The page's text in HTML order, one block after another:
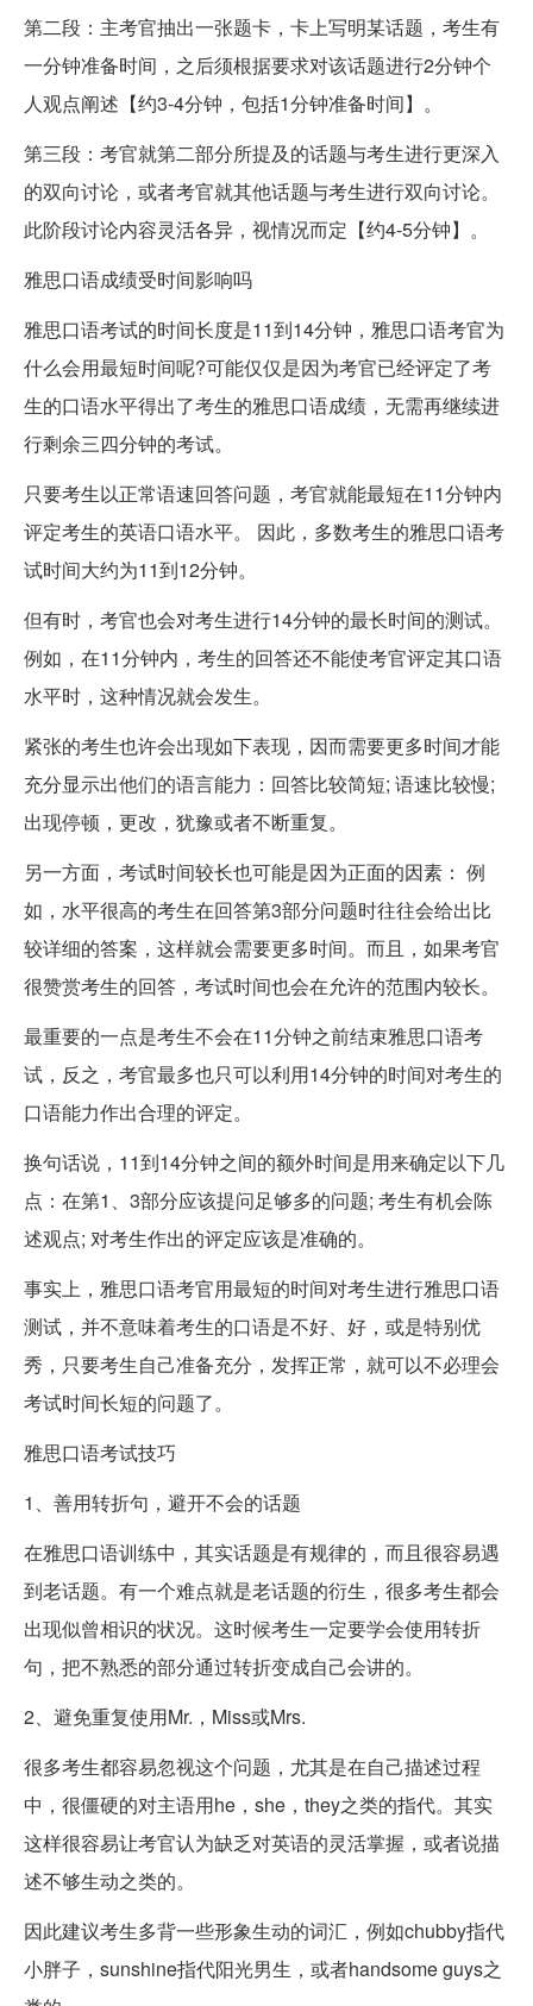
第二段：主考官抽出一张题卡，卡上写明某话题，考生有
一分钟准备时间，之后须根据要求对该话题进行2分钟个
人观点阐述【约3-4分钟，包括1分钟准备时间】。
第三段：考官就第二部分所提及的话题与考生进行更深入
的双向讨论，或者考官就其他话题与考生进行双向讨论。
此阶段讨论内容灵活各异，视情况而定【约4-5分钟】。
雅思口语成绩受时间影响吗
雅思口语考试的时间长度是11到14分钟，雅思口语考官为
什么会用最短时间呢?可能仅仅是因为考官已经评定了考
生的口语水平得出了考生的雅思口语成绩，无需再继续进
行剩余三四分钟的考试。
只要考生以正常语速回答问题，考官就能最短在11分钟内
评定考生的英语口语水平。 因此，多数考生的雅思口语考
试时间大约为11到12分钟。
但有时，考官也会对考生进行14分钟的最长时间的测试。
例如，在11分钟内，考生的回答还不能使考官评定其口语
水平时，这种情况就会发生。
紧张的考生也许会出现如下表现，因而需要更多时间才能
充分显示出他们的语言能力：回答比较简短; 语速比较慢;
出现停顿，更改，犹豫或者不断重复。
另一方面，考试时间较长也可能是因为正面的因素： 例
如，水平很高的考生在回答第3部分问题时往往会给出比
较详细的答案，这样就会需要更多时间。而且，如果考官
很赞赏考生的回答，考试时间也会在允许的范围内较长。
最重要的一点是考生不会在11分钟之前结束雅思口语考
试，反之，考官最多也只可以利用14分钟的时间对考生的
口语能力作出合理的评定。
换句话说，11到14分钟之间的额外时间是用来确定以下几
点：在第1、3部分应该提问足够多的问题; 考生有机会陈
述观点; 对考生作出的评定应该是准确的。
事实上，雅思口语考官用最短的时间对考生进行雅思口语
测试，并不意味着考生的口语是不好、好，或是特别优
秀，只要考生自己准备充分，发挥正常，就可以不必理会
考试时间长短的问题了。
雅思口语考试技巧
1、善用转折句，避开不会的话题
在雅思口语训练中，其实话题是有规律的，而且很容易遇
到老话题。有一个难点就是老话题的衍生，很多考生都会
出现似曾相识的状况。这时候考生一定要学会使用转折
句，把不熟悉的部分通过转折变成自己会讲的。
2、避免重复使用Mr.，Miss或Mrs.
很多考生都容易忽视这个问题，尤其是在自己描述过程
中，很僵硬的对主语用he，she，they之类的指代。其实
这样很容易让考官认为缺乏对英语的灵活掌握，或者说描
述不够生动之类的。
因此建议考生多背一些形象生动的词汇，例如chubby指代
小胖子，sunshine指代阳光男生，或者handsome guys之